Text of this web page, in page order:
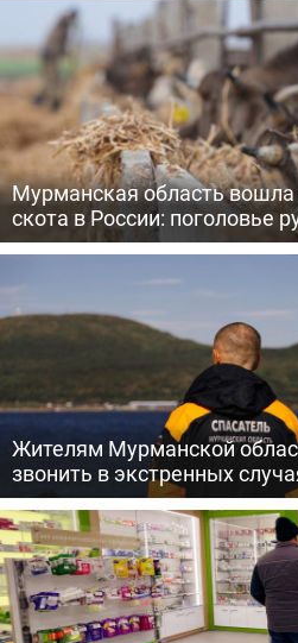
Мурманская область вошла
скота в России: поголовье
Жителям Мурманской
звонить в экстренных